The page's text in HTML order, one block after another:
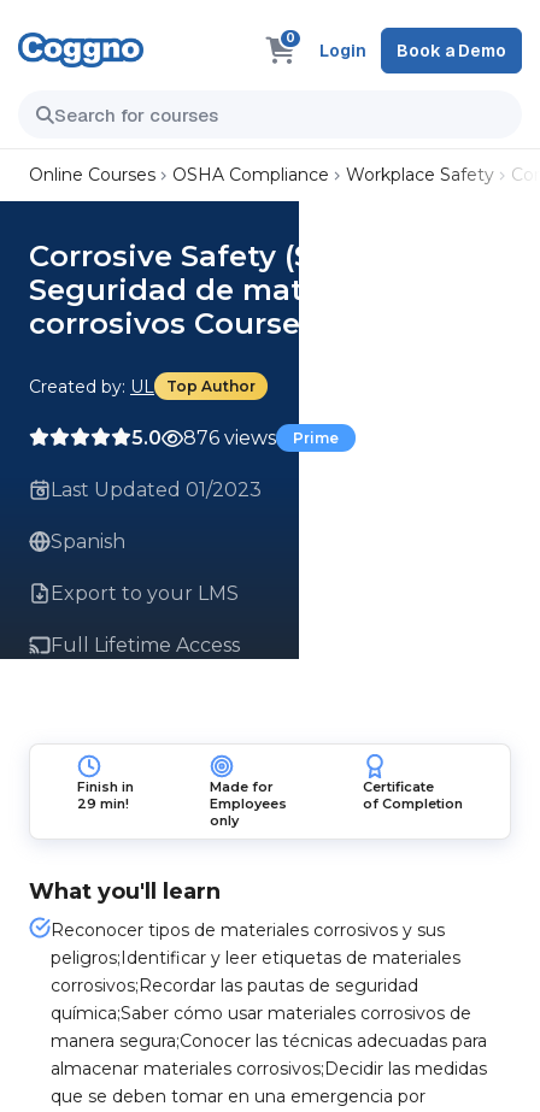
0
Login Book a Demo
Online Courses OSHA Compliance Workplace Safety
Corrosive Safety (Spanish)
Seguridad de materiales
corrosivos Course
Created by: UL Top Author
5.0 876 views Prime
Last Updated 01/2023
Spanish
Export to your LMS
Full Lifetime Access
Finish in
29 min!
Made for
Employees
only
Certificate
of Completion
What you'll learn
Reconocer tipos de materiales corrosivos y sus
peligros;Identificar y leer etiquetas de materiales
corrosivos;Recordar las pautas de seguridad
química;Saber cómo usar materiales corrosivos de
manera segura;Conocer las técnicas adecuadas para
almacenar materiales corrosivos;Decidir las medidas
que se deben tomar en una emergencia por